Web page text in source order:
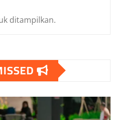
ditampilkan.